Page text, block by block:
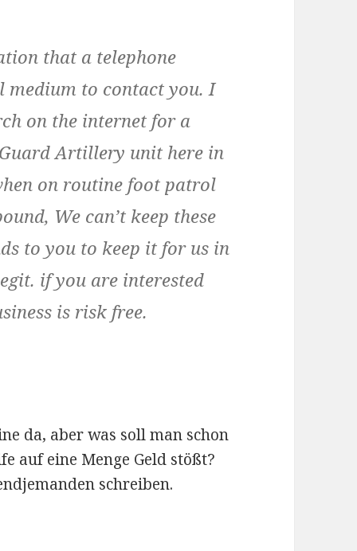
that a telephone
medium to contact you. I
on the internet for a
Artillery unit here in
on routine foot patrol
We can’t keep these
to you to keep it for us in
if you are interested
is risk free.
da, aber was soll man schon
auf eine Menge Geld stößt?
schreiben.